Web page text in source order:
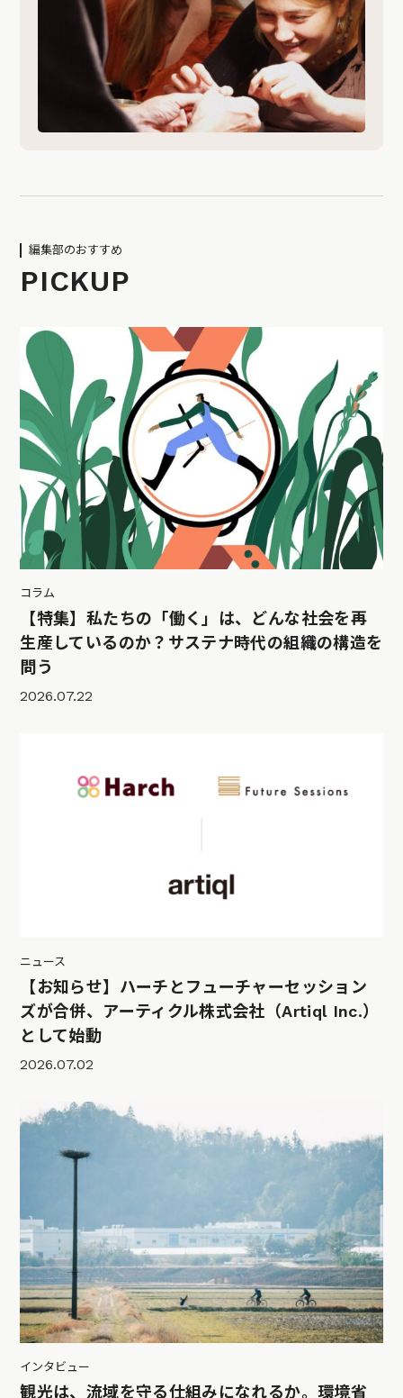
編集部のおすすめ
PICKUP
コラム
【特集】私たちの「働く」は、どんな社会を再
生産しているのか？サステナ時代の組織の構造を
問う
2026.07.22
ニュース
【お知らせ】ハーチとフューチャーセッション
ズが合併、アーティクル株式会社（Artiql Inc.）
として始動
2026.07.02
インタビュー
観光は、流域を守る仕組みになれるか。環境省